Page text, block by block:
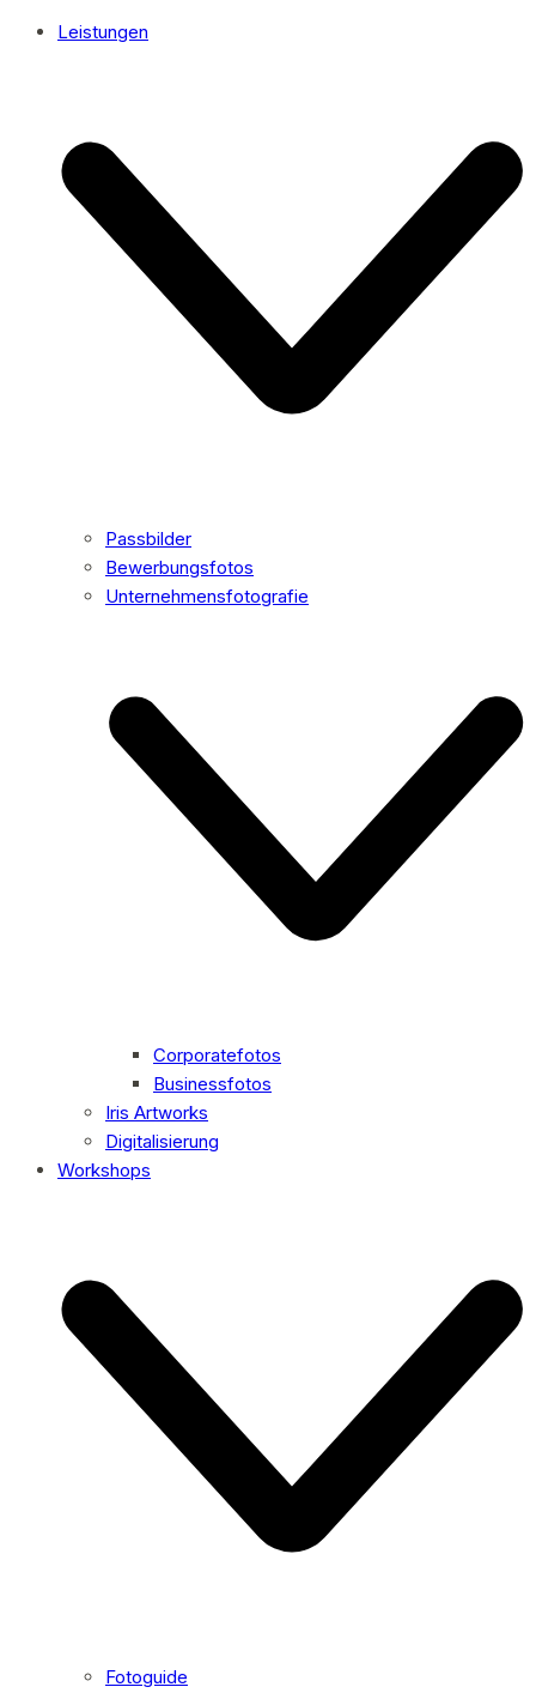
Leistungen
Passbilder
Bewerbungsfotos
Unternehmensfotografie
Corporatefotos
Businessfotos
Iris Artworks
Digitalisierung
Workshops
Fotoguide